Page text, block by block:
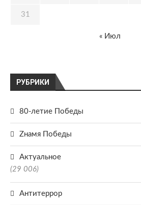
РУБРИКИ
80-летие Победы
Zнамя Победы
Актуальное
(29 006)
Антитеррор
31
« Июл